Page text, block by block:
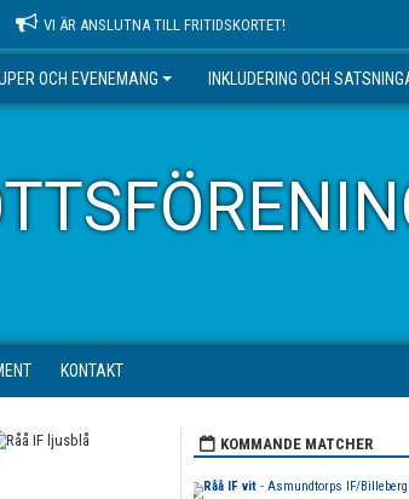
VI ÄR ANSLUTNA TILL FRITIDSKORTET!
OCH EVENEMANG INKLUDERING OCH
KONTAKT
KOMMANDE MATCHER
Råå IF vit- Asmundtorps IF/